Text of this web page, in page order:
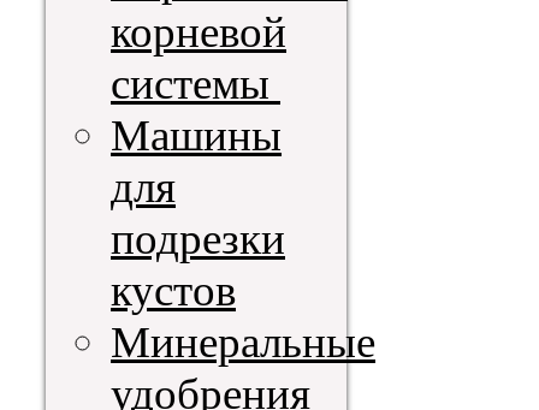
корневой
системы
Машины
для
подрезки
кустов
Минеральные
удобрения